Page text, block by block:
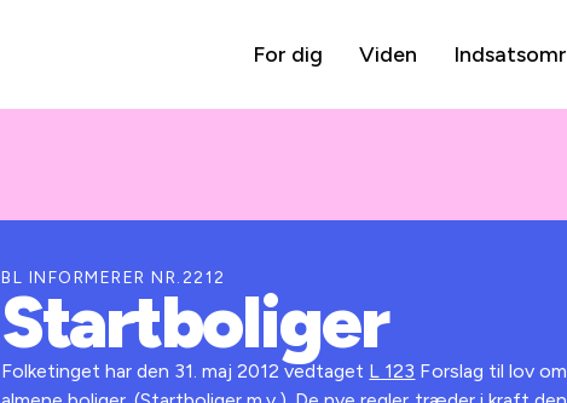
For dig Viden
BL INFORMERER NR.2212
Startboliger
Folketinget har den 31. maj 2012 vedtaget L 123 Forslag til lov